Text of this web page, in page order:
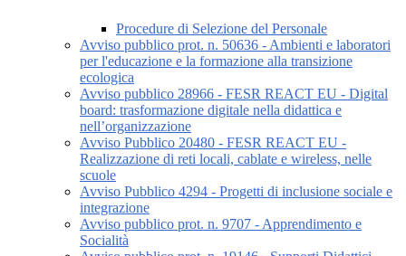
Procedure di Selezione del Personale
Avviso pubblico prot. n. 50636 - Ambienti e laboratori
per l'educazione e la formazione alla transizione
ecologica
Avviso pubblico 28966 - FESR REACT EU - Digital
board: trasformazione digitale nella didattica e
nell’organizzazione
Avviso Pubblico 20480 - FESR REACT EU -
Realizzazione di reti locali, cablate e wireless, nelle
scuole
Avviso Pubblico 4294 - Progetti di inclusione sociale e
integrazione
Avviso pubblico prot. n. 9707 - Apprendimento e
Socialità